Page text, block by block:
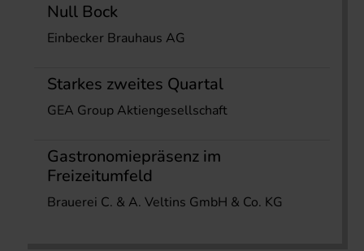
Null Bock
Einbecker Brauhaus AG
Starkes zweites Quartal
GEA Group Aktiengesellschaft
Gastronomiepräsenz im
Freizeitumfeld
Brauerei C. & A. Veltins GmbH & Co. KG